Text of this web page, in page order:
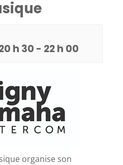
h 30 - 22 h 00
organise son